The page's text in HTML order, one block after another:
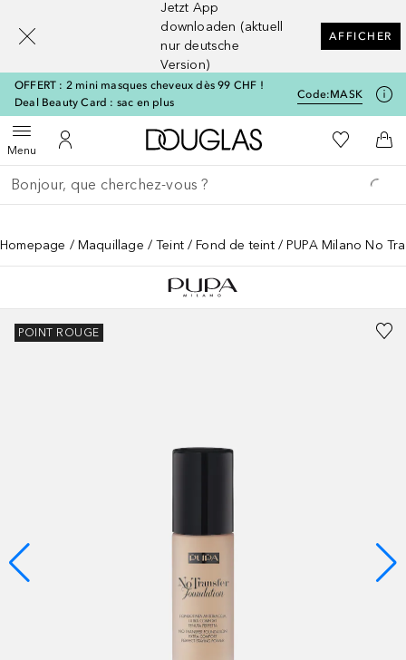
Jetzt App
downloaden (aktuell
nur deutsche
Version)
AFFICHER
OFFERT : 2 mini masques cheveux dès 99 CHF !
Deal Beauty Card : sac en plus
Code:MASK
MenuOuvrir le menuVers Mon Compte
Vers l'accueil Douglas
Vers Ma
Retourner
Exécuter la recherche
Homepage Maquillage Teint Fond de teint PUPA Milano No
POINT ROUGE
[navigation.slideout.screenreader]